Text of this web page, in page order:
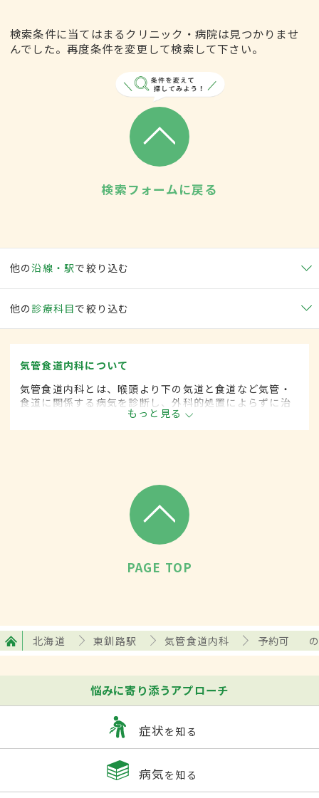
検索条件に当てはまるクリニック・病院は見つかりませ
んでした。再度条件を変更して検索して下さい。
検索フォームに戻る
他の沿線・駅で絞り込む
他の 診療科目で絞り込む
気管食道内科について
気管食道内科とは、喉頭より下の気道と食道など気管・
食道に関係する病気を診断し、外科的処置によらずに治
療する内科の一領域です。平成20年4月の制度改正前
は、気管食道科と呼ばれていました。
もっと見る
PAGE TOP
北海道 東釧路駅 気管食道内科 予約可
悩みに寄り添うアプローチ
症状を知る
病気を知る